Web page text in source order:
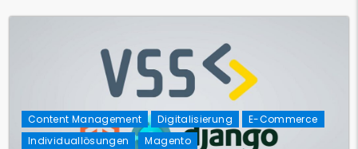
Content Management Digitalisierung
E-Commerce
Individuallösungen
Magento